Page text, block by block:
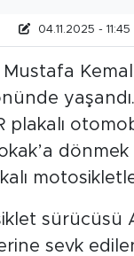
04.11.2025 - 11:45
Mustafa
plakalı
dönmek
sürücüsü
sevk